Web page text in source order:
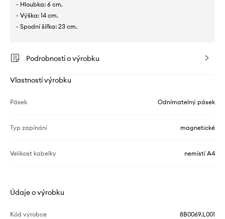
- Hloubka: 6 cm.
- Výška: 14 cm.
- Spodní šířka: 23 cm.
Podrobnosti o výrobku
Vlastnosti výrobku
Pásek Odnímatelný pásek
Typ zapínání magnetické
Velikost kabelky nemístí A4
Údaje o výrobku
Kód výrobce 8B0069.L001